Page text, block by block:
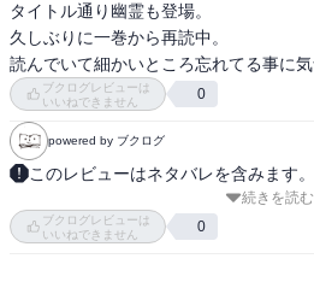
タイトル通り幽霊も登場。
久しぶりに一巻から再読中。
ブクログレビューは
いいねできません
0
powered by ブクログ
このレビューはネタバレを含みます。
続きを読む
ブクログレビューは
いいねできません
0